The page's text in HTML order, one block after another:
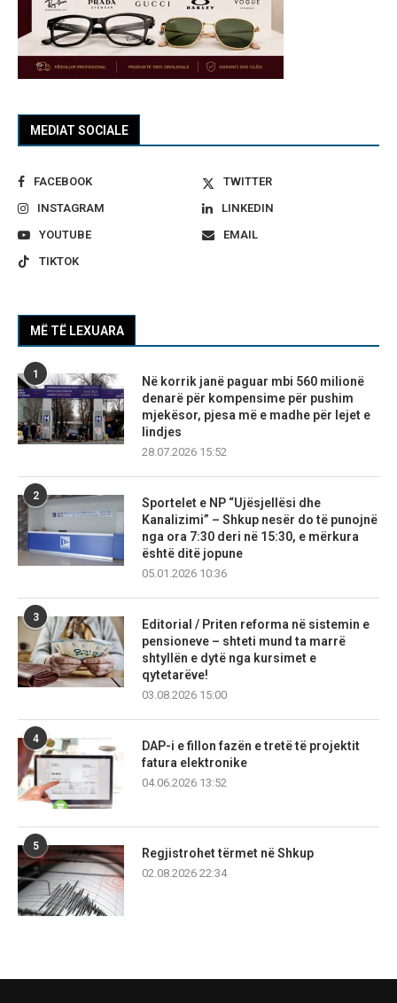
MEDIAT SOCIALE
FACEBOOK
TWITTER
INSTAGRAM
LINKEDIN
YOUTUBE
EMAIL
TIKTOK
MË TË LEXUARA
1
Në korrik janë paguar mbi 560 milionë
denarë për kompensime për pushim
mjekësor, pjesa më e madhe për lejet e
lindjes
28.07.2026 15:52
2
Sportelet e NP “Ujësjellësi dhe
Kanalizimi” – Shkup nesër do të punojnë
nga ora 7:30 deri në 15:30, e mërkura
është ditë jopune
05.01.2026 10:36
3
Editorial / Priten reforma në sistemin e
pensioneve – shteti mund ta marrë
shtyllën e dytë nga kursimet e
qytetarëve!
03.08.2026 15:00
4
DAP-i e fillon fazën e tretë të projektit
fatura elektronike
04.06.2026 13:52
5
Regjistrohet tërmet në Shkup
02.08.2026 22:34